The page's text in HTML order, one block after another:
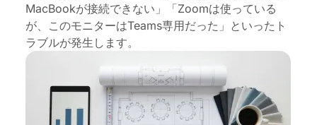
MacBookが接続できない」「Zoomは使っている
が、このモニターはTeams専用だった」といったト
ラブルが発生します。